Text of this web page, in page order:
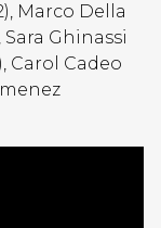
Marco Della
Ghinassi
Carol Cadeo